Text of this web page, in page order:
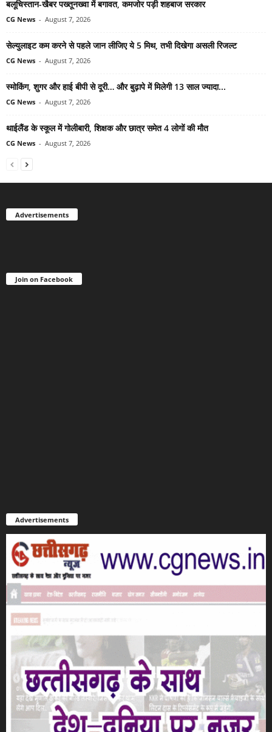
बलूचिस्तान-खैबर पख्तूनख्वा में बगावत, कमजोर पड़ी शहबाज सरकार
CG News - August 7, 2026
सेल्युलाइट कम करने से पहले जान लीजिए ये 5 मिथ, तभी दिखेगा असली रिजल्ट
CG News - August 7, 2026
स्मोकिंग, शुगर और हाई बीपी से दूरी… और बुढ़ापे में मिलेगी 13 साल ज्यादा...
CG News - August 7, 2026
थाईलैंड के स्कूल में गोलीबारी, शिक्षक और छात्र समेत 4 लोगों की मौत
CG News - August 7, 2026
Advertisements
Join on Facebook
Advertisements